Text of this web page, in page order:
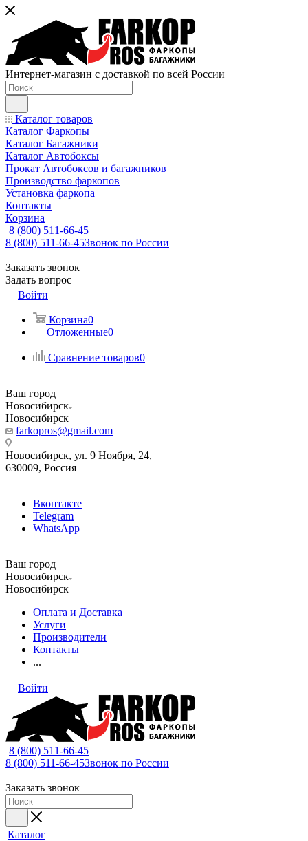
Интернет-магазин с доставкой по всей России
Каталог товаров
Каталог Фаркопы
Каталог Багажники
Каталог Автобоксы
Прокат Автобоксов и багажников
Производство фаркопов
Установка фаркопа
Контакты
Корзина
8 (800) 511-66-45
8 (800) 511-66-45Звонок по России
Заказать звонок
Задать вопрос
Войти
Корзина0
Отложенные0
Сравнение товаров0
Ваш город
Новосибирск
Новосибирск
farkopros@gmail.com
Новосибирск, ул. 9 Ноября, 24,
630009, Россия
Вконтакте
Telegram
WhatsApp
Ваш город
Новосибирск
Новосибирск
Оплата и Доставка
Услуги
Производители
Контакты
...
Войти
8 (800) 511-66-45
8 (800) 511-66-45Звонок по России
Заказать звонок
Каталог